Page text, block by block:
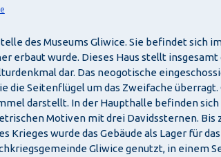
des Museums Gliwice. Sie befindet sich
erbaut wurde. Dieses Haus stellt
dar. Das neogotische
Seitenflügel um das Zweifache
darstellt. In der Haupthalle befinden
Motiven mit drei Davidssternen.
wurde das Gebäude als Lager für
Gliwice genutzt, in einem